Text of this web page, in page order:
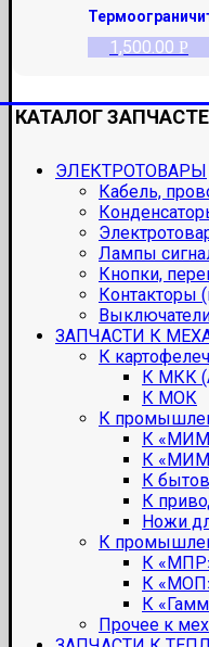
1,500.00 Р
КАТАЛОГ
ЭЛЕКТРОТОВАРЫ
Кабель,
Лампы
Кнопки,
Контакторы
ЗАПЧАСТИ К
К
К МКК
К МОК
К
К
К
К
К
Ножи
К
К
К
К
Прочее к